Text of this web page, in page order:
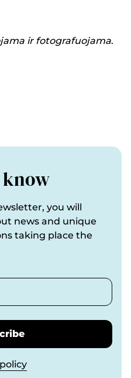
ir fotografuojama.
you will
news and unique
taking place the